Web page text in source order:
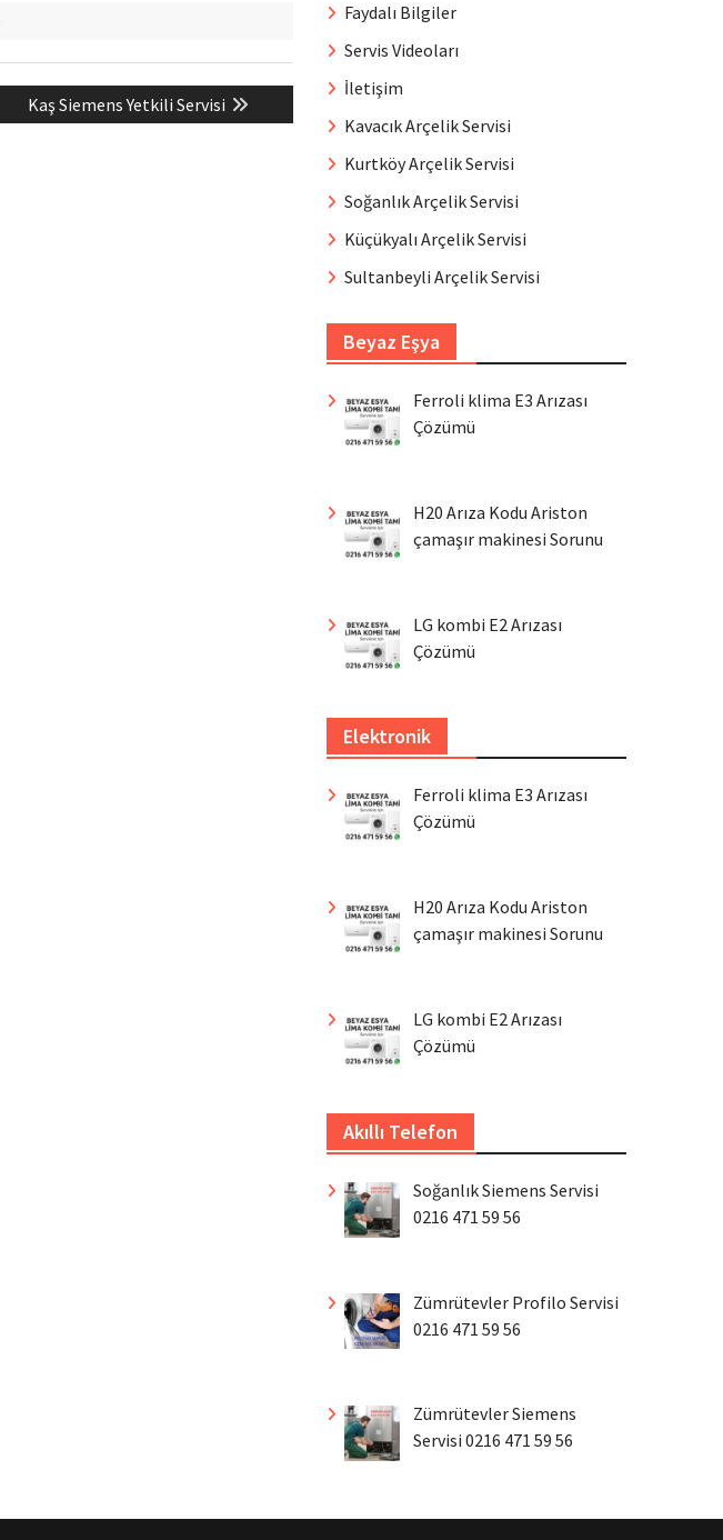
Next
post:
Kaş Siemens Yetkili Servisi
Faydalı Bilgiler
Servis Videoları
İletişim
Kavacık Arçelik Servisi
Kurtköy Arçelik Servisi
Soğanlık Arçelik Servisi
Küçükyalı Arçelik Servisi
Sultanbeyli Arçelik Servisi
Beyaz Eşya
Ferroli klima E3 Arızası
Çözümü
H20 Arıza Kodu Ariston
çamaşır makinesi Sorunu
LG kombi E2 Arızası
Çözümü
Elektronik
Ferroli klima E3 Arızası
Çözümü
H20 Arıza Kodu Ariston
çamaşır makinesi Sorunu
LG kombi E2 Arızası
Çözümü
Akıllı Telefon
Soğanlık Siemens Servisi
0216 471 59 56
Zümrütevler Profilo Servisi
0216 471 59 56
Zümrütevler Siemens
Servisi 0216 471 59 56